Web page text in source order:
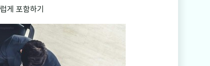
게 포함하기